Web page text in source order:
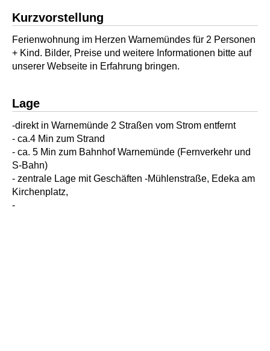
Kurzvorstellung
Ferienwohnung im Herzen Warnemündes für 2 Personen
+ Kind. Bilder, Preise und weitere Informationen bitte auf
unserer Webseite in Erfahrung bringen.
Lage
-direkt in Warnemünde 2 Straßen vom Strom entfernt
- ca.4 Min zum Strand
- ca. 5 Min zum Bahnhof Warnemünde (Fernverkehr und
S-Bahn)
- zentrale Lage mit Geschäften -Mühlenstraße, Edeka am
Kirchenplatz,
-